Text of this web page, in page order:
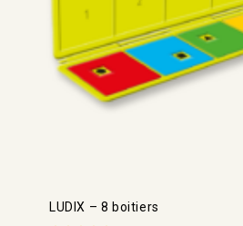
LUDIX – 8 boitiers